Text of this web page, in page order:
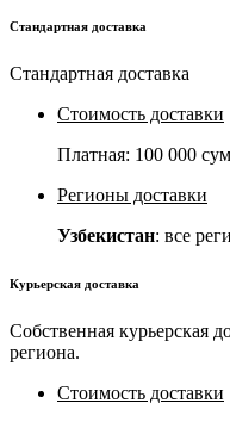
Стандартная доставка
Стандартная доставка
Стоимость доставки
Платная: 100 000 сум
Регионы доставки
Узбекистан: все
Курьерская доставка
Собственная курьерская
региона.
Стоимость доставки